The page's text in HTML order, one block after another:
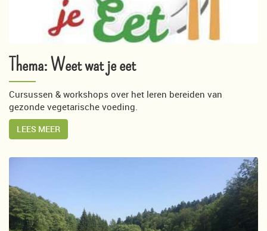
Thema: Weet wat je eet
Cursussen & workshops over het leren bereiden van
gezonde vegetarische voeding.
LEES MEER